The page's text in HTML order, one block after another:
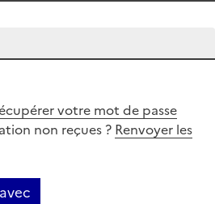
votre mot de passe
non reçues ? Renvoyer les